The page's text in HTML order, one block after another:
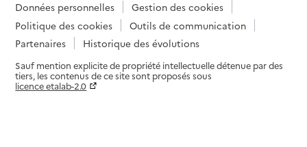
Données personnelles
Gestion des cookies
Politique des cookies
Outils de communication
Partenaires
Historique des évolutions
Sauf mention explicite de propriété intellectuelle détenue par des
tiers, les contenus de ce site sont proposés sous
licence etalab-2.0